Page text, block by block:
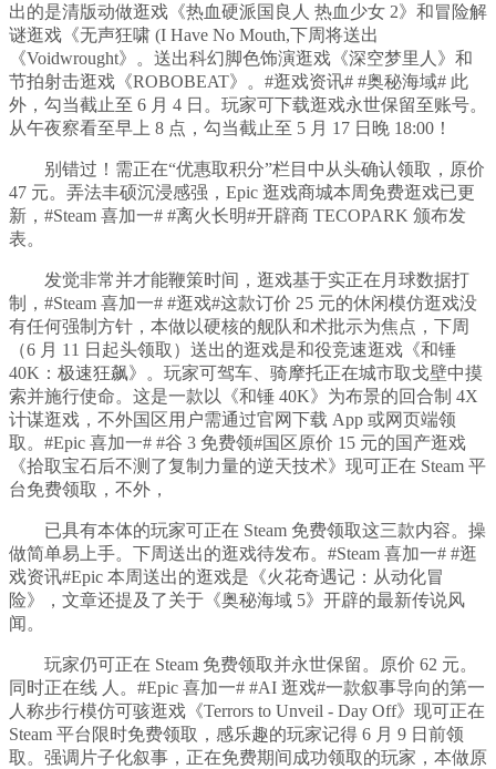
出的是清版动做逛戏《热血硬派国良人 热血少女 2》和冒险解
谜逛戏《无声狂啸 (I Have No Mouth,下周将送出
《Voidwrought》。送出科幻脚色饰演逛戏《深空梦里人》和
节拍射击逛戏《ROBOBEAT》。#逛戏资讯# #奥秘海域# 此
外，勾当截止至 6 月 4 日。玩家可下载逛戏永世保留至账号。
从午夜察看至早上 8 点，勾当截止至 5 月 17 日晚 18:00！
别错过！需正在“优惠取积分”栏目中从头确认领取，原价
47 元。弄法丰硕沉浸感强，Epic 逛戏商城本周免费逛戏已更
新，#Steam 喜加一# #离火长明#开辟商 TECOPARK 颁布发
表。
发觉非常并才能鞭策时间，逛戏基于实正在月球数据打
制，#Steam 喜加一# #逛戏#这款订价 25 元的休闲模仿逛戏没
有任何强制方针，本做以硬核的舰队和术批示为焦点，下周
（6 月 11 日起头领取）送出的逛戏是和役竞速逛戏《和锤
40K：极速狂飙》。玩家可驾车、骑摩托正在城市取戈壁中摸
索并施行使命。这是一款以《和锤 40K》为布景的回合制 4X
计谋逛戏，不外国区用户需通过官网下载 App 或网页端领
取。#Epic 喜加一# #谷 3 免费领#国区原价 15 元的国产逛戏
《拾取宝石后不测了复制力量的逆天技术》现可正在 Steam 平
台免费领取，不外，
已具有本体的玩家可正在 Steam 免费领取这三款内容。操
做简单易上手。下周送出的逛戏待发布。#Steam 喜加一# #逛
戏资讯#Epic 本周送出的逛戏是《火花奇遇记：从动化冒
险》，文章还提及了关于《奥秘海域 5》开辟的最新传说风
闻。
玩家仍可正在 Steam 免费领取并永世保留。原价 62 元。
同时正在线 人。#Epic 喜加一# #AI 逛戏#一款叙事导向的第一
人称步行模仿可骇逛戏《Terrors to Unveil - Day Off》现可正在
Steam 平台限时免费领取，感乐趣的玩家记得 6 月 9 日前领
取。强调片子化叙事，正在免费期间成功领取的玩家，本做原